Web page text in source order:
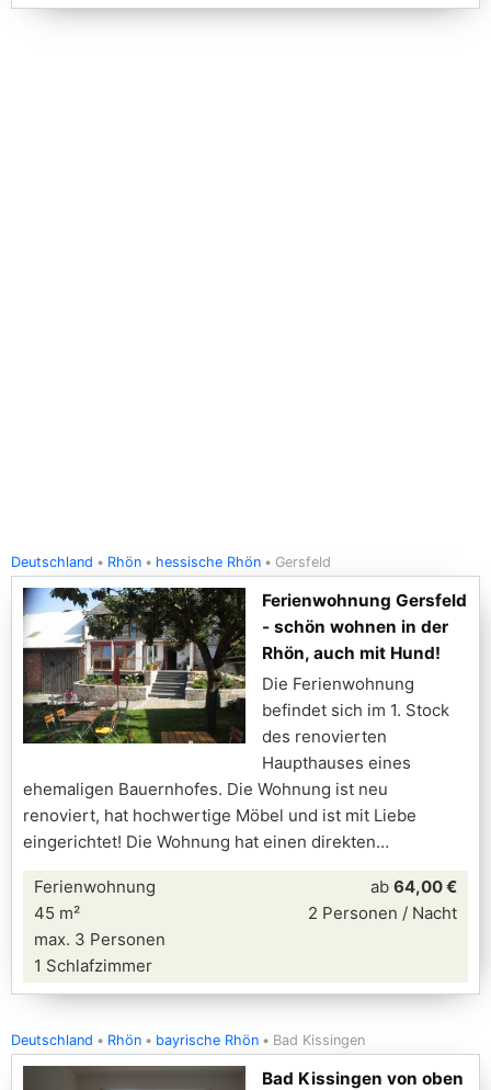
Deutschland Rhön hessische Rhön Gersfeld
Ferienwohnung Gersfeld
- schön wohnen in der
Rhön, auch mit Hund!
Die Ferienwohnung
befindet sich im 1. Stock
des renovierten
Haupthauses eines
ehemaligen Bauernhofes. Die Wohnung ist neu
renoviert, hat hochwertige Möbel und ist mit Liebe
eingerichtet! Die Wohnung hat einen direkten
Ferienwohnung
45 m²
max. 3 Personen
1 Schlafzimmer
ab 64,00 €
2 Personen / Nacht
Deutschland Rhön bayrische Rhön Bad Kissingen
Bad Kissingen von oben